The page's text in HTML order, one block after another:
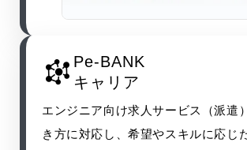
Pe-BANK
キャリア
エンジニア向け求人サービス（派遣
き方に対応し、希望やスキルに応じ